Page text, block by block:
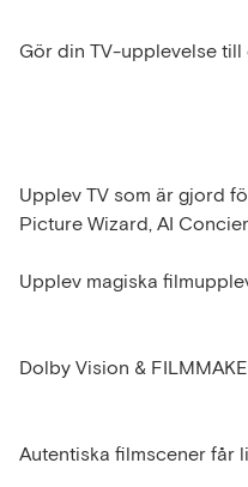
Gör din TV-upplevelse till
Upplev TV som är gjord
Picture Wizard, AI
Upplev magiska
Dolby Vision &
Autentiska filmscener får